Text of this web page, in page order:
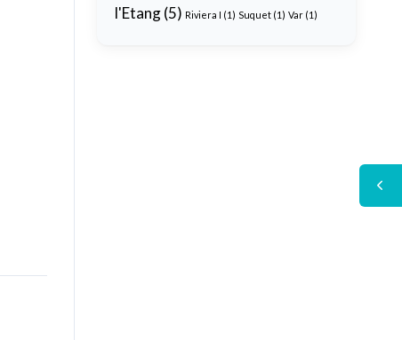
l'Etang(5) Riviera I (1) Suquet(1) Var(1)